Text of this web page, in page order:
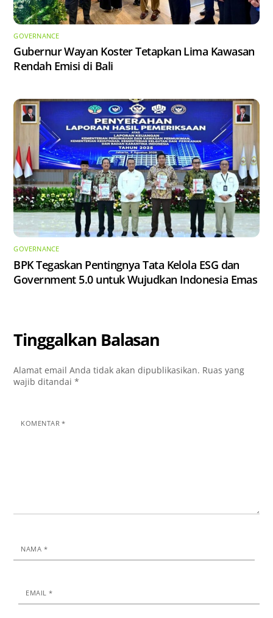
GOVERNANCE
Gubernur Wayan Koster Tetapkan Lima Kawasan
Rendah Emisi di Bali
GOVERNANCE
BPK Tegaskan Pentingnya Tata Kelola ESG dan
Government 5.0 untuk Wujudkan Indonesia Emas
Tinggalkan Balasan
Alamat email Anda tidak akan dipublikasikan. Ruas yang
wajib ditandai*
KOMENTAR*
NAMA *
EMAIL*